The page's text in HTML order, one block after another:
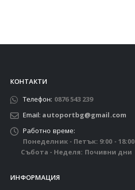
КОНТАКТИ
Телефон: 0876 543 239
Email: autoportbg@gmail.com
Работно време:
Понеделник - Петък: 9:00 - 18:00
Събота - Неделя: Почивни дни
ИНФОРМАЦИЯ